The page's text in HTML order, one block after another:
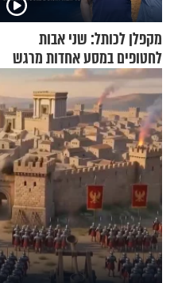
מקפלן לכותל: שני אבות
לחטופים במסע אחדות מרגש